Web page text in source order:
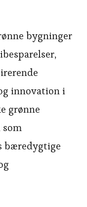
bygninger
innovation i
grønne
som
bæredygtige